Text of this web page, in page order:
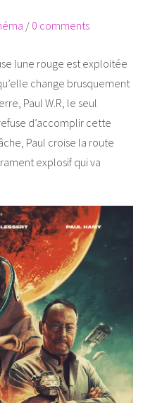
/ 0 comments
lune rouge est exploitée
change brusquement
Paul W.R, le seul
d’accomplir cette
Paul croise la route
explosif qui va